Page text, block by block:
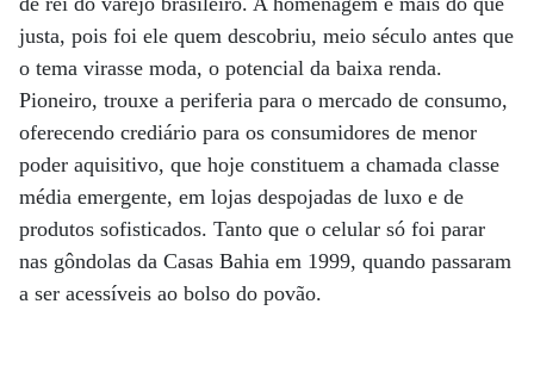
justa, pois foi ele quem descobriu, meio século antes que
o tema virasse moda, o potencial da baixa renda.
Pioneiro, trouxe a periferia para o mercado de consumo,
oferecendo crediário para os consumidores de menor
poder aquisitivo, que hoje constituem a chamada classe
média emergente, em lojas despojadas de luxo e de
produtos sofisticados. Tanto que o celular só foi parar
nas gôndolas da Casas Bahia em 1999, quando passaram
a ser acessíveis ao bolso do povão.